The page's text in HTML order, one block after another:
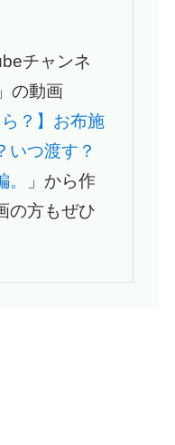
チャンネ
」の動画
ら？】お布施
いつ渡す？
」から作
の方もぜひ